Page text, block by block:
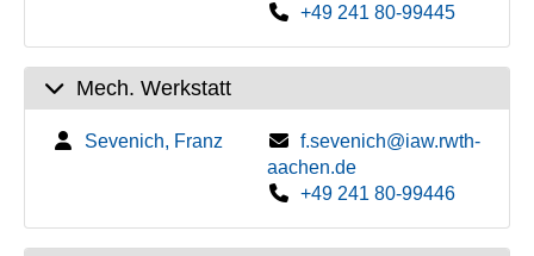
+49 241 80-99445
Mech. Werkstatt
Sevenich, Franz
f.sevenich@iaw.rwth-
aachen.de
+49 241 80-99446